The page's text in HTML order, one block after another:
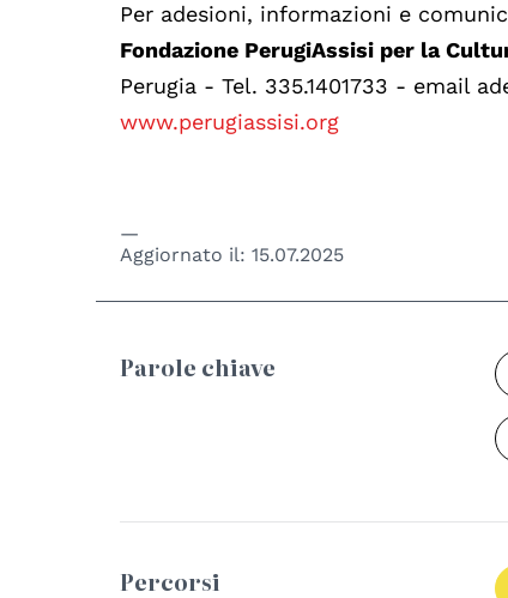
Per adesioni, informazioni e
Fondazione PerugiAssisi per la
Perugia - Tel. 335.1401733 - email
www.perugiassisi.org
Aggiornato il:15.07.2025
Parole chiave
Percorsi